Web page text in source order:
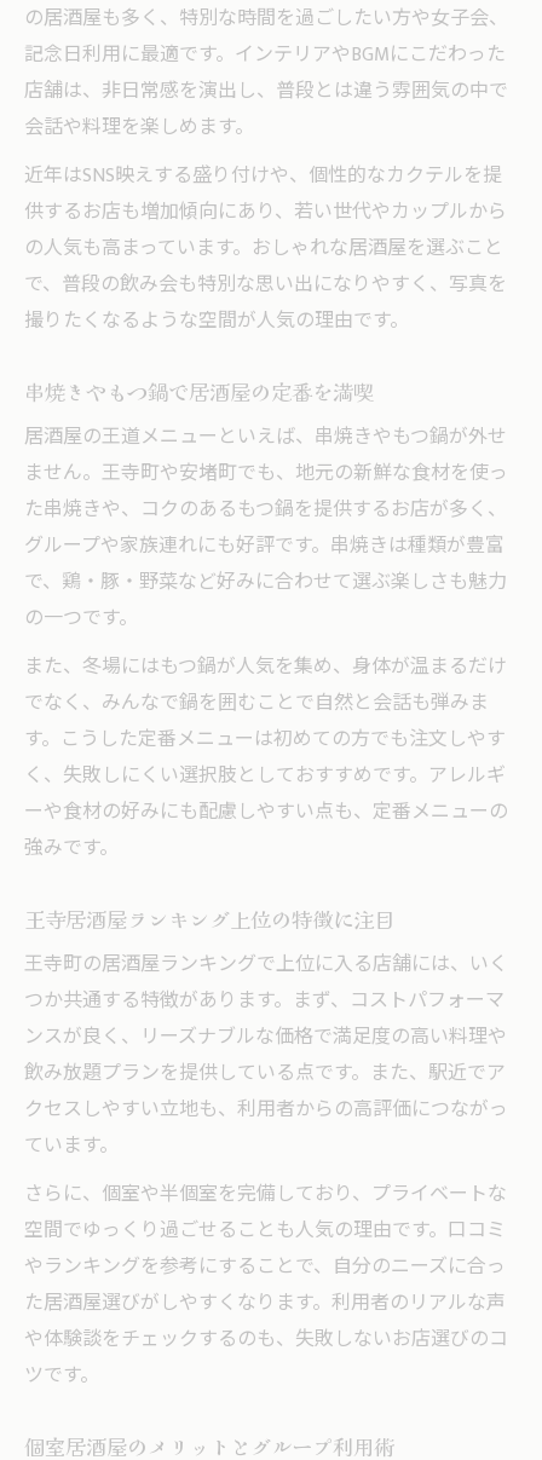
個室や飲み放題で満喫する地元の楽しみ方
個室居酒屋で味わうプライベートな満足感
飲み放題が充実した居酒屋の選び方ポイン
ト
地元で人気の個室居酒屋おすすめ活用術
おしゃれな空間と飲み放題で週末を彩る方
法
居酒屋ランキング上位店の個室メリット徹
底解説
地名の読み方から探る居酒屋選びのコツ
地名の正確な読み方で失敗しない居酒屋選
び
居酒屋予約時に役立つ地名の知識とは
王寺町や安堵町の読み方を理解するメリッ
ト
読み方にこだわると居酒屋選びが変わる理
由
地名知識が役立つ居酒屋ランキング活用法
の居酒屋も多く、特別な時間を過ごしたい方や女子会、
記念日利用に最適です。インテリアやBGMにこだわった
店舗は、非日常感を演出し、普段とは違う雰囲気の中で
会話や料理を楽しめます。
近年はSNS映えする盛り付けや、個性的なカクテルを提
供するお店も増加傾向にあり、若い世代やカップルから
の人気も高まっています。おしゃれな居酒屋を選ぶこと
で、普段の飲み会も特別な思い出になりやすく、写真を
撮りたくなるような空間が人気の理由です。
串焼きやもつ鍋で居酒屋の定番を満喫
居酒屋の王道メニューといえば、串焼きやもつ鍋が外せ
ません。王寺町や安堵町でも、地元の新鮮な食材を使っ
た串焼きや、コクのあるもつ鍋を提供するお店が多く、
グループや家族連れにも好評です。串焼きは種類が豊富
で、鶏・豚・野菜など好みに合わせて選ぶ楽しさも魅力
の一つです。
また、冬場にはもつ鍋が人気を集め、身体が温まるだけ
でなく、みんなで鍋を囲むことで自然と会話も弾みま
す。こうした定番メニューは初めての方でも注文しやす
く、失敗しにくい選択肢としておすすめです。アレルギ
ーや食材の好みにも配慮しやすい点も、定番メニューの
強みです。
王寺居酒屋ランキング上位の特徴に注目
王寺町の居酒屋ランキングで上位に入る店舗には、いく
つか共通する特徴があります。まず、コストパフォーマ
ンスが良く、リーズナブルな価格で満足度の高い料理や
飲み放題プランを提供している点です。また、駅近でア
クセスしやすい立地も、利用者からの高評価につながっ
ています。
さらに、個室や半個室を完備しており、プライベートな
空間でゆっくり過ごせることも人気の理由です。口コミ
やランキングを参考にすることで、自分のニーズに合っ
た居酒屋選びがしやすくなります。利用者のリアルな声
や体験談をチェックするのも、失敗しないお店選びのコ
ツです。
個室居酒屋のメリットとグループ利用術